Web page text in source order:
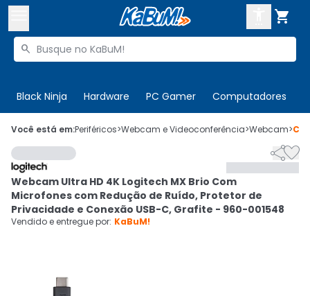

Buscar produtos

Black Ninja Hardware PC Gamer Computadores
 Olá. Acesse sua conta
 Departamentos
 Cupons
Mais Vendidos
CADASTRE-SE
Você está em:Periféricos>Webcam e Videoconferência>Webcam>

Webcam Ultra HD 4K Logitech MX Brio Com
Microfones com Redução de Ruído, Protetor de
Privacidade e Conexão USB-C, Grafite - 960-001548
Vendido e entregue por: KaBuM!